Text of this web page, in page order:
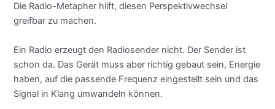
Die Radio-Metapher hilft, diesen Perspektivwechsel
greifbar zu machen.
Ein Radio erzeugt den Radiosender nicht. Der Sender ist
schon da. Das Gerät muss aber richtig gebaut sein, Energie
haben, auf die passende Frequenz eingestellt sein und das
Signal in Klang umwandeln können.